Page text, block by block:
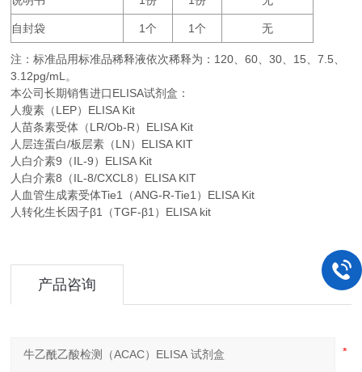
自封袋 1个 1个 无
注：标准品用标准品稀释液依次稀释为： 120、60、30、 15、7.5、
3.12pg/mL。
本公司长期销售进口ELISA试剂盒：
人瘦素（LEP）ELISA Kit
人苗条素受体（LR/Ob-R）ELISA Kit
人层连蛋白/板层素（LN）ELISA KIT
人白介素9（IL-9）ELISA Kit
人白介素8（IL-8/CXCL8）ELISA KIT
人血管生成素受体Tie1（ANG-R-Tie1）ELISA Kit
人转化生长因子β1（TGF-β1）ELISA kit
产品咨询